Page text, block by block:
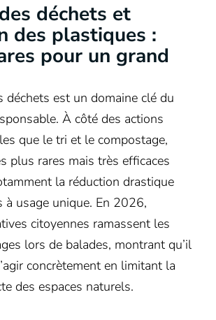
déchets et
des plastiques :
pour un grand
déchets est un domaine clé du
À côté des actions
que le tri et le compostage,
plus rares mais très efficaces
la réduction drastique
à usage unique. En 2026,
citoyennes ramassent les
lors de balades, montrant qu’il
concrètement en limitant la
des espaces naturels.